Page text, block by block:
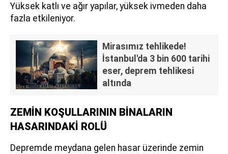
Yüksek katlı ve ağır yapılar, yüksek ivmeden daha
fazla etkileniyor.
Mirasımız tehlikede!
İstanbul'da 3 bin 600 tarihi
eser, deprem tehlikesi
altında
ZEMİN KOŞULLARININ BİNALARIN
HASARINDAKİ ROLÜ
Depremde meydana gelen hasar üzerinde zemin